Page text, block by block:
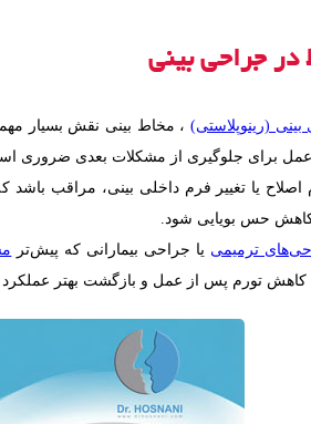
جراحی بینی
(رینوپلاستی)، مخاط بینی نقش بسیار
برای جلوگیری از مشکلات بعدی ضروری
اصلاح یا تغییر فرم داخلی بینی، مراقب
حس بویایی شود.
ترمیمی یا جراحی بیمارانی که پیش‌تر
کاهش تورم پس از عمل و بازگشت بهتر